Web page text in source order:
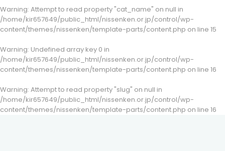
Warning: Attempt to read property "cat_name" on null in
/home/kir657649/public_html/nissenken.or.jp/control/wp-
content/themes/nissenken/template-parts/content.php on line 15
Warning: Undefined array key 0 in
/home/kir657649/public_html/nissenken.or.jp/control/wp-
content/themes/nissenken/template-parts/content.php on line 16
Warning: Attempt to read property "slug" on null in
/home/kir657649/public_html/nissenken.or.jp/control/wp-
content/themes/nissenken/template-parts/content.php on line 16